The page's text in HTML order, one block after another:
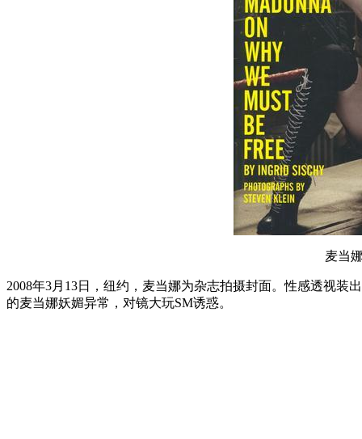
麦当
2008年3月13日，纽约，麦当娜为杂志拍摄封面。性感透视
的麦当娜妖媚异常，对镜大玩SM诱惑。